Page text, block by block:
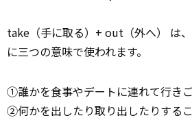
take（手に取る）+ out（外へ） は
に三つの意味で使われます。
①誰かを食事やデートに連れて行き
②何かを出したり取り出したりする